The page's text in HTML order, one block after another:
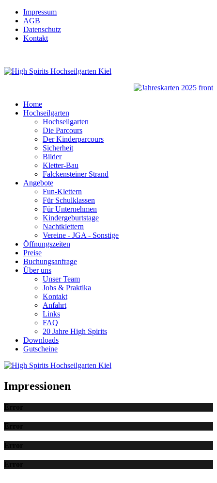
Impressum
AGB
Datenschutz
Kontakt
Home
Hochseilgarten
Hochseilgarten
Die Parcours
Der Kinderparcours
Sicherheit
Bilder
Kletter-Bau
Falckensteiner Strand
Angebote
Fun-Klettern
Für Schulklassen
Für Unternehmen
Kindergeburtstage
Nachtklettern
Vereine - JGA - Sonstige
Öffnungszeiten
Preise
Buchungsanfrage
Über uns
Unser Team
Jobs & Praktika
Kontakt
Anfahrt
Links
FAQ
20 Jahre High Spirits
Downloads
Gutscheine
Impressionen
Error
Error
Error
Error